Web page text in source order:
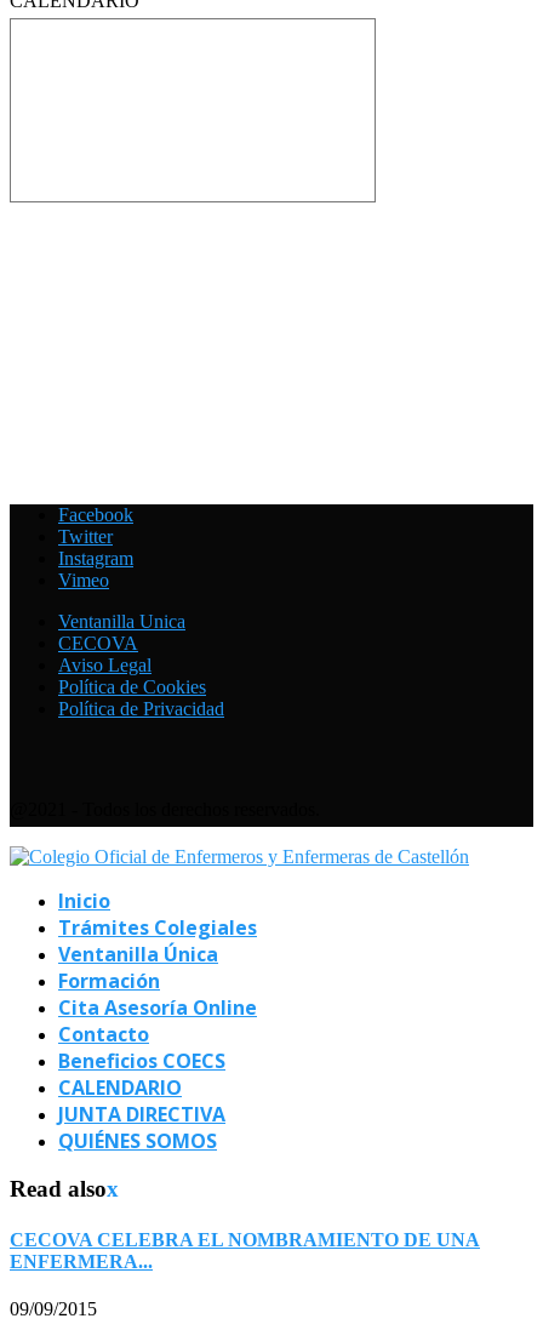
Facebook
Twitter
Instagram
Vimeo
Ventanilla Unica
CECOVA
Aviso Legal
Política de Cookies
Política de Privacidad
Inicio
Trámites Colegiales
Ventanilla Única
Formación
Cita Asesoría Online
Contacto
Beneficios COECS
CALENDARIO
JUNTA DIRECTIVA
QUIÉNES SOMOS
Read alsox
CECOVA CELEBRA EL NOMBRAMIENTO DE UNA
ENFERMERA...
09/09/2015